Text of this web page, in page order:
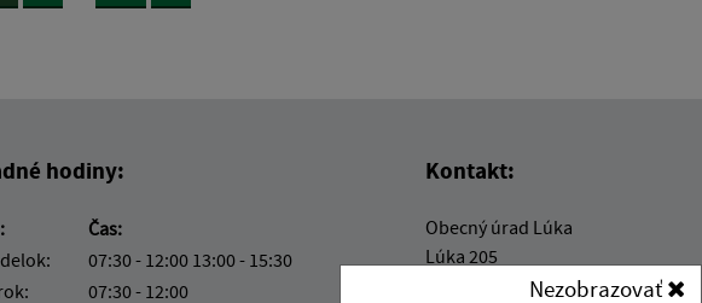
hodiny:
Čas:
07:30 - 12:00 13:00 - 15:30
07:30 - 12:00
Kontakt:
Obecný úrad Lúka
Lúka 205
Nezobrazovať